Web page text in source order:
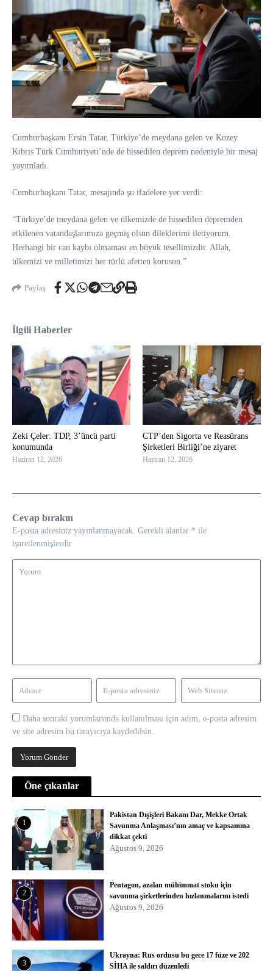
Cumhurbaşkanı Ersin Tatar, Türkiye’de meydana gelen ve Kuzey
Kıbrıs Türk Cumhuriyeti’nde de hissedilen deprem nedeniyle bir mesaj
yayımladı.
Cumhurbaşkanı Tatar, mesajında şu ifadelere yer verdi:
“Türkiye’de meydana gelen ve ülkemizde de hissedilen depremden
etkilenen vatandaşlarımıza geçmiş olsun dileklerimi iletiyorum.
Herhangi bir can kaybı olmaması en büyük tesellimizdir. Allah,
ülkemizi ve milletimizi her türlü afetten korusun.”
Paylaş
İlgili Haberler
Zeki Çeler: TDP, 3’üncü parti
konumunda
Haziran 12, 2026
CTP’den Sigorta ve Reasürans
Şirketleri Birliği’ne ziyaret
Haziran 12, 2026
Cevap bırakın
E-posta adresiniz yayınlanmayacak. Gerekli alanlar * ile
işaretlenmişlerdir
Daha sonraki yorumlarımda kullanılması için adım, e-posta adresim
ve site adresim bu tarayıcıya kaydedilsin.
Öne çıkanlar
1
Pakistan Dışişleri Bakanı Dar, Mekke Ortak
Savunma Anlaşması’nın amaç ve kapsamına
dikkat çekti
Ağustos 9, 2026
2
Pentagon, azalan mühimmat stoku için
savunma şirketlerinden hızlanmalarını istedi
Ağustos 9, 2026
3
Ukrayna: Rus ordusu bu gece 17 füze ve 202
SİHA ile saldırı düzenledi